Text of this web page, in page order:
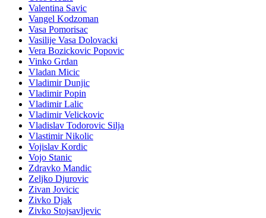
Valentina Savic
Vangel Kodzoman
Vasa Pomorisac
Vasilije Vasa Dolovacki
Vera Bozickovic Popovic
Vinko Grdan
Vladan Micic
Vladimir Dunjic
Vladimir Popin
Vladimir Lalic
Vladimir Velickovic
Vladislav Todorovic Silja
Vlastimir Nikolic
Vojislav Kordic
Vojo Stanic
Zdravko Mandic
Zeljko Djurovic
Zivan Jovicic
Zivko Djak
Zivko Stojsavljevic